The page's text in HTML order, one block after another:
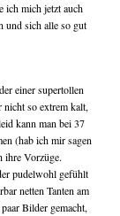
ich mich jetzt auch
und sich alle so gut
einer supertollen
nicht so extrem kalt,
kann man bei 37
(hab ich mir sagen
ihre Vorzüge.
pudelwohl gefühlt
netten Tanten am
Bilder gemacht,